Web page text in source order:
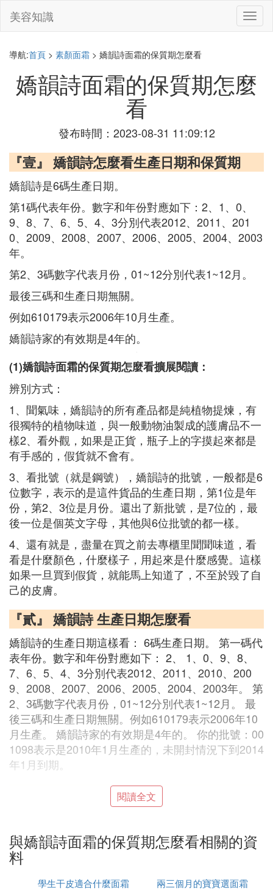
切
換
美容知識
導航:首頁 > 素顏面霜 > 嬌韻詩面霜的保質期怎麼看
嬌韻詩面霜的保質期怎麼
看
發布時間：2023-08-31 11:09:12
『壹』 嬌韻詩怎麼看生產日期和保質期
嬌韻詩是6碼生產日期。
第1碼代表年份。數字和年份對應如下：2、1、0、
9、8、7、6、5、4、3分別代表2012、2011、201
0、2009、2008、2007、2006、2005、2004、2003
年。
第2、3碼數字代表月份，01~12分別代表1~12月。
最後三碼和生產日期無關。
例如610179表示2006年10月生產。
嬌韻詩家的有效期是4年的。
(1)嬌韻詩面霜的保質期怎麼看擴展閱讀：
辨別方式：
1、聞氣味，嬌韻詩的所有產品都是純植物提煉，有
很獨特的植物味道，與一般動物油製成的護膚品不一
樣2、看外觀，如果是正貨，瓶子上的字摸起來都是
有手感的，假貨就不會有。
3、看批號（就是鋼號），嬌韻詩的批號，一般都是6
位數字，表示的是這件貨品的生產日期，第1位是年
份，第2、3位是月份。還出了新批號，是7位的，最
後一位是個英文字母，其他與6位批號的都一樣。
4、還有就是，盡量在買之前去專櫃里聞聞味道，看
看是什麼顏色，什麼樣子，用起來是什麼感覺。這樣
如果一旦買到假貨，就能馬上知道了，不至於毀了自
己的皮膚。
『貳』 嬌韻詩 生產日期怎麼看
嬌韻詩的生產日期這樣看： 6碼生產日期。 第一碼代
表年份。數字和年份對應如下： 2、 1、0、9、8、
7、6、5、4、3分別代表2012、2011、2010、200
9、2008、2007、2006、2005、2004、2003年。 第
2、3碼數字代表月份，01~12分別代表1~12月。 最
後三碼和生產日期無關。例如610179表示2006年10
月生產。 嬌韻詩家的有效期是4年的。 你的批號：00
1098表示是2010年1月生產的，未開封情況下到2014
年1月到期。
『叄』 嬌韻詩生產日期怎麼看
1、第1碼代表年份。數字和年份對應如下：2、1、
0、9、8、7、6、5、4、3分別代表2012、2011、20
10、2009、2008、2007、2006、2005、2004、200
閱讀全文
與嬌韻詩面霜的保質期怎麼看相關的資
料
學生干皮適合什麼面霜
兩三個月的寶寶選面霜